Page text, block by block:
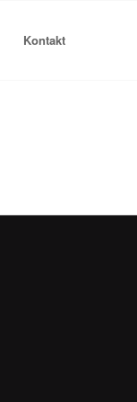
Kontakt